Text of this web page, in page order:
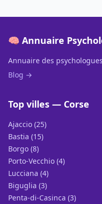
🧠 Annuaire
Annuaire des
Blog →
Top villes — Corse
Ajaccio (25)
Bastia (15)
Borgo (8)
Porto-Vecchio (4)
Lucciana (4)
Biguglia (3)
Penta-di-Casinca (3)